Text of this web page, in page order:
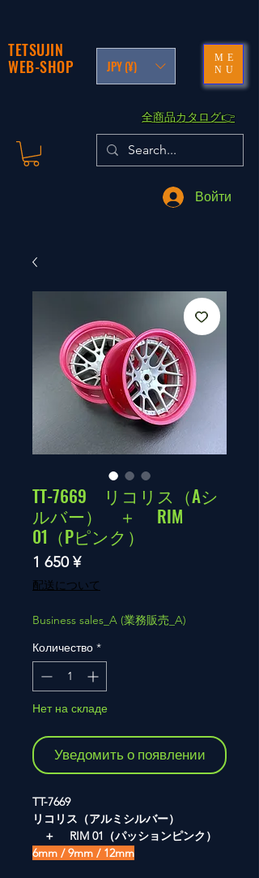
TETSUJIN
WEB-SHOP
JPY (¥)
ME
NU
​全商品カタログ👉
Войти
TT-7669 リコリス（Aシ
ルバー） ＋ RIM
01（Pピンク）
1 650 ¥Цена
配送について
Business sales_A (業務販売_A)
Количество *
Нет на складе
Уведомить о появлении
TT-7669
リコリス（アルミシルバー）
＋ RIM 01（パッションピンク）
6mm / 9mm / 12mm